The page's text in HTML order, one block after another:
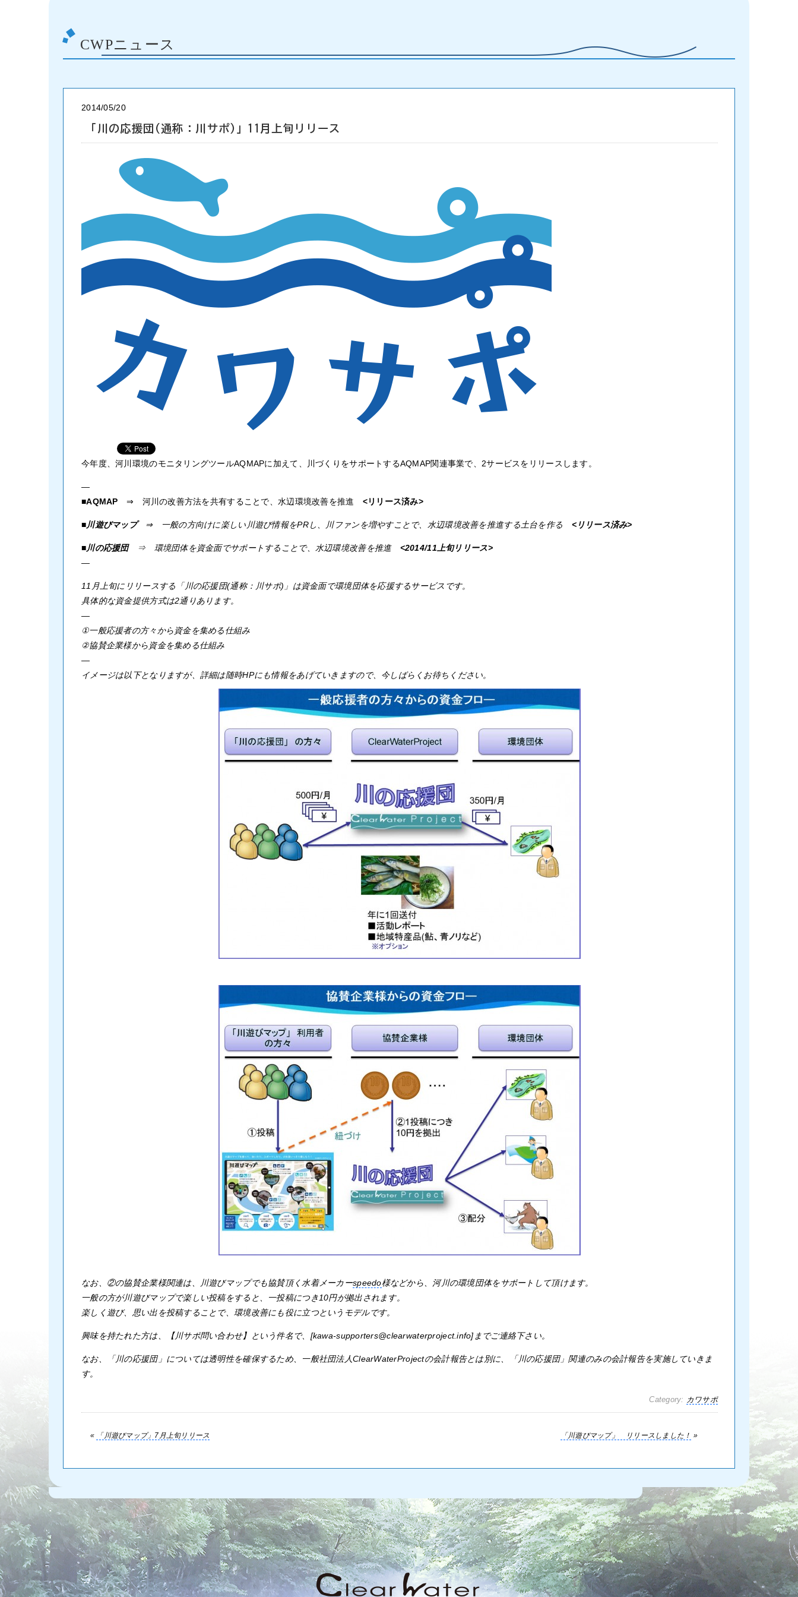
CWPニュース
2014/05/20
「川の応援団(通称：川サポ)」11月上旬リリース
今年度、河川環境のモニタリングツールAQMAPに加えて、川づくりをサポートするAQMAP関連事業で、2サービスをリリースします。
—
■AQMAP ⇒ 河川の改善方法を共有することで、水辺環境改善を推進 <リリース済み>
■川遊びマップ⇒ 一般の方向けに楽しい川遊び情報をPRし、川ファンを増やすことで、水辺環境改善を推進する土台を作る <リリース済み>
■川の応援団⇒ 環境団体を資金面でサポートすることで、水辺環境改善を推進 <2014/11上旬リリース>
—
11月上旬にリリースする「川の応援団(通称：川サポ)」は資金面で環境団体を応援するサービスです。
具体的な資金提供方式は2通りあります。
—
①一般応援者の方々から資金を集める仕組み
②協賛企業様から資金を集める仕組み
—
イメージは以下となりますが、詳細は随時HPにも情報をあげていきますので、今しばらくお待ちください。
なお、②の協賛企業様関連は、川遊びマップでも協賛頂く水着メーカーspeedo様などから、河川の環境団体をサポートして頂けます。
一般の方が川遊びマップで楽しい投稿をすると、一投稿につき10円が拠出されます。
楽しく遊び、思い出を投稿することで、環境改善にも役に立つというモデルです。
興味を持たれた方は、【川サポ問い合わせ】という件名で、[kawa-supporters@clearwaterproject.info]までご連絡下さい。
なお、「川の応援団」については透明性を確保するため、一般社団法人ClearWaterProjectの会計報告とは別に、「川の応援団」関連のみの会計報告を実施していきま
す。
Category: カワサポ
「川遊びマップ」 リリースしました！ »
« 「川遊びマップ」7月上旬リリース